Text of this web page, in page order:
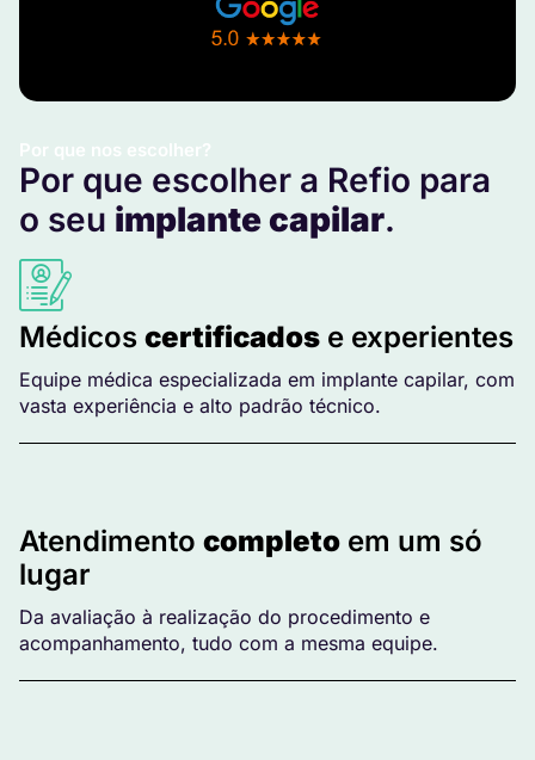
Por que nos escolher?
Por que escolher a Refio para
o seu implante capilar.
Médicos certificados e experientes
Equipe médica especializada em implante capilar, com
vasta experiência e alto padrão técnico.
Atendimento completo em um só
lugar
Da avaliação à realização do procedimento e
acompanhamento, tudo com a mesma equipe.